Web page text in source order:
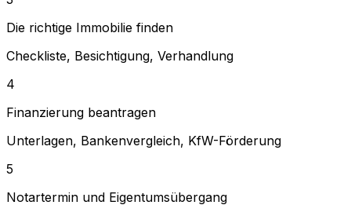
Die richtige Immobilie finden
Checkliste, Besichtigung, Verhandlung
4
Finanzierung beantragen
Unterlagen, Bankenvergleich, KfW-Förderung
5
Notartermin und Eigentumsübergang